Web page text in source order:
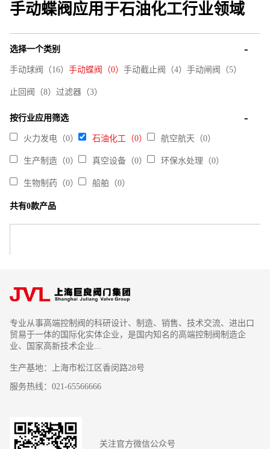
手动蝶阀应用于石油化工行业领域
选择一个类别
手动球阀（16） 手动蝶阀（0） 手动截止阀（4） 手动闸阀（5）
止回阀（8） 过滤器（3）
按行业应用筛选
火力发电（0） 石油化工（0） 航空航天（0）
生产制造（0） 真空设备（0） 环保水处理（0）
生物制药（0） 船舶（0）
共有0款产品
专业从事高端控制阀的科研设计、制造、销售、技术交流、进出口
贸易于一体的国际化实体企业，是国内知名的高端控制阀制造企
业、国家高新技术企业...
生产基地：上海市松江区香闵路28号
服务热线：021-65566666
关注官方微信公众号